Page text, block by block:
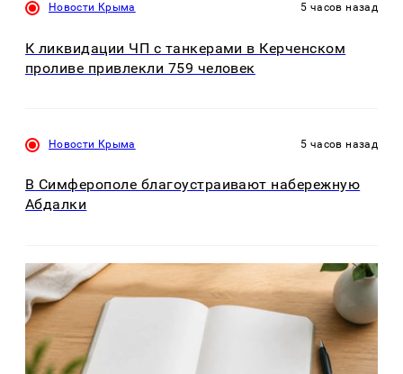
Новости Крыма 5 часов назад
К ликвидации ЧП с танкерами в Керченском
проливе привлекли 759 человек
Новости Крыма 5 часов назад
В Симферополе благоустраивают набережную
Абдалки